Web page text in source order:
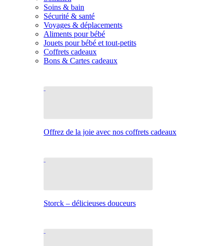
Soins & bain
Sécurité & santé
Voyages & déplacements
Aliments pour bébé
Jouets pour bébé et tout-petits
Coffrets cadeaux
Bons & Cartes cadeaux
Offrez de la joie avec nos coffrets cadeaux
Storck – délicieuses douceurs